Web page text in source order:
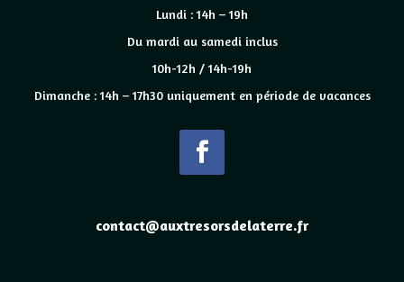
Lundi : 14h – 19h
Du mardi au samedi inclus
10h-12h / 14h-19h
Dimanche : 14h – 17h30 uniquement en période de vacances
contact@auxtresorsdelaterre.fr